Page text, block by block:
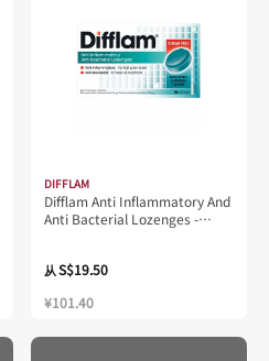
DIFFLAM
Difflam Anti Inflammatory And
Anti Bacterial Lozenges -
从S$19.50
¥101.40